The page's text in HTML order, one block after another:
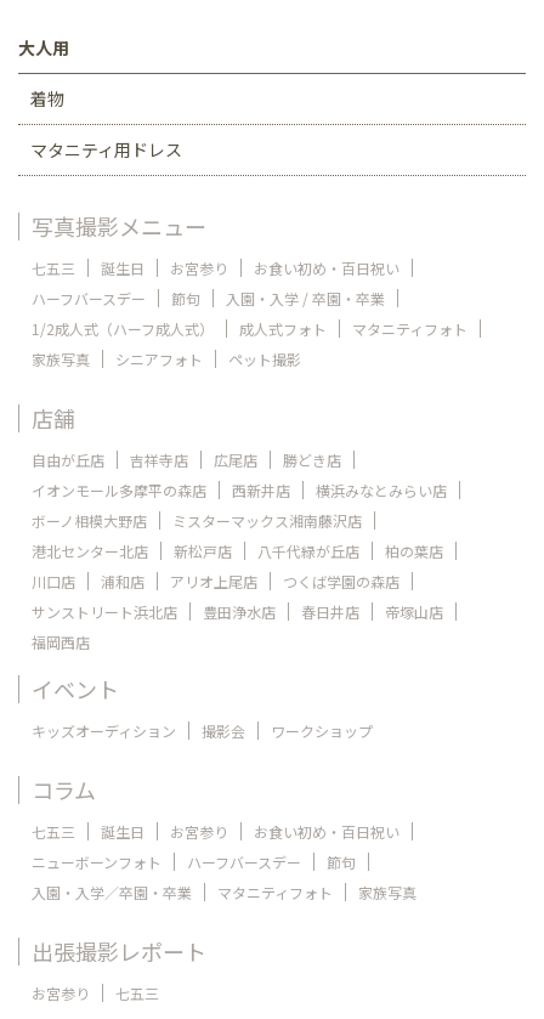
大人用
着物
マタニティ用ドレス
写真撮影メニュー
七五三 誕生日 お宮参り
お食い初め・百日祝い
ハーフバースデー
節句
入園・入学 / 卒園・卒業
1/2成人式（ハーフ成人式）
成人式フォト
マタニティフォト
家族写真
シニアフォト ペット撮影
店舗
自由が丘店 吉祥寺店 広尾店
勝どき店
イオンモール多摩平の森店
西新井店
横浜みなとみらい店
ボーノ相模大野店
ミスターマックス湘南藤沢店
港北センター北店
新松戸店 八千代緑が丘店
柏の葉店
川口店
浦和店 アリオ上尾店
つくば学園の森店
サンストリート浜北店
豊田浄水店 春日井店
帝塚山店
福岡西店
イベント
キッズオーディション 撮影会 ワークショップ
コラム
七五三 誕生日 お宮参り
お食い初め・百日祝い
ニューボーンフォト
ハーフバースデー
節句
入園・入学／卒園・卒業
マタニティフォト 家族写真
出張撮影レポート
お宮参り 七五三